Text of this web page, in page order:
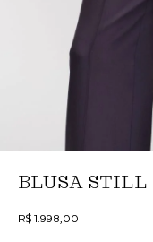
BLUSA
R$ 1.998,00